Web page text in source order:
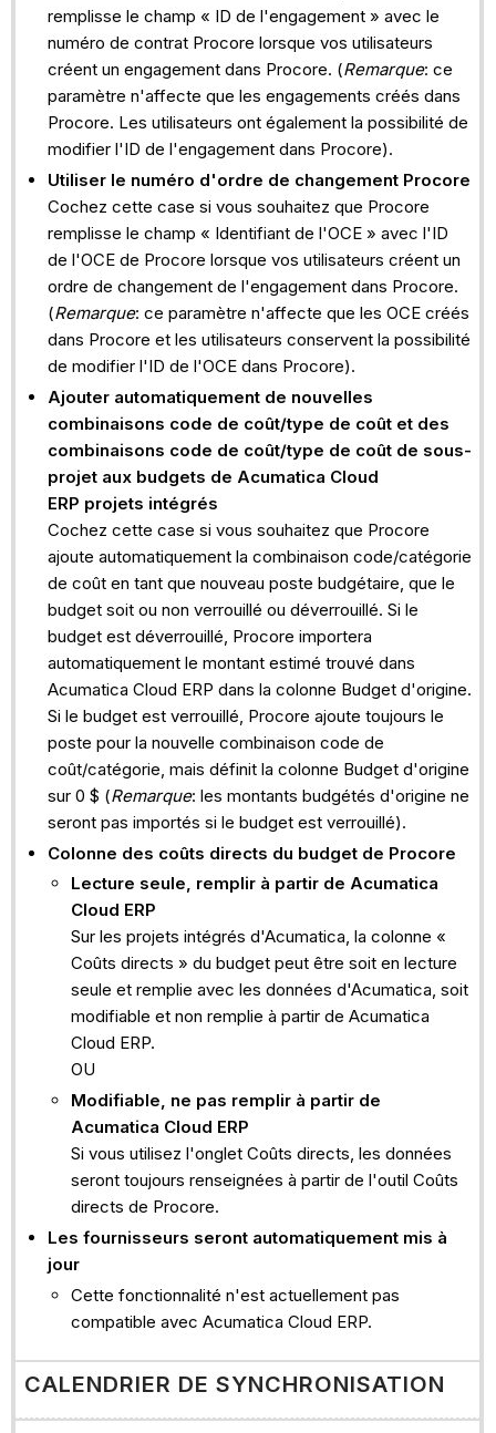
de
changement
de
l'engagement
factures
des
sous-
traitants
Ordres
de
changement
au
contrat
principal
COTS
du
travail
remplisse le champ « ID de l'engagement » avec le
numéro de contrat Procore lorsque vos utilisateurs
créent un engagement dans Procore. (Remarque: ce
paramètre n'affecte que les engagements créés dans
Procore. Les utilisateurs ont également la possibilité de
modifier l'ID de l'engagement dans Procore).
Utiliser le numéro d'ordre de changement Procore
Cochez cette case si vous souhaitez que Procore
remplisse le champ « Identifiant de l'OCE » avec l'ID
de l'OCE de Procore lorsque vos utilisateurs créent un
ordre de changement de l'engagement dans Procore.
(Remarque: ce paramètre n'affecte que les OCE créés
dans Procore et les utilisateurs conservent la possibilité
de modifier l'ID de l'OCE dans Procore).
Ajouter automatiquement de nouvelles
combinaisons code de coût/type de coût et des
combinaisons code de coût/type de coût de sous-
projet aux budgets de Acumatica Cloud
ERP projets intégrés
Cochez cette case si vous souhaitez que Procore
ajoute automatiquement la combinaison code/catégorie
de coût en tant que nouveau poste budgétaire, que le
budget soit ou non verrouillé ou déverrouillé. Si le
budget est déverrouillé, Procore importera
automatiquement le montant estimé trouvé dans
Acumatica Cloud ERP dans la colonne Budget d'origine.
Si le budget est verrouillé, Procore ajoute toujours le
poste pour la nouvelle combinaison code de
coût/catégorie, mais définit la colonne Budget d'origine
sur 0 $ (Remarque: les montants budgétés d'origine ne
seront pas importés si le budget est verrouillé).
Colonne des coûts directs du budget de Procore
Lecture seule, remplir à partir de Acumatica
Cloud ERP
Sur les projets intégrés d'Acumatica, la colonne «
Coûts directs » du budget peut être soit en lecture
seule et remplie avec les données d'Acumatica, soit
modifiable et non remplie à partir de Acumatica
Cloud ERP.
OU
Modifiable, ne pas remplir à partir de
Acumatica Cloud ERP
Si vous utilisez l'onglet Coûts directs, les données
seront toujours renseignées à partir de l'outil Coûts
directs de Procore.
Les fournisseurs seront automatiquement mis à
jour
Cette fonctionnalité n'est actuellement pas
compatible avec Acumatica Cloud ERP.
CALENDRIER DE SYNCHRONISATION